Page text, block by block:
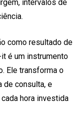
intervalos de
como resultado de
é um instrumento
Ele transforma o
de consulta, e
hora investida